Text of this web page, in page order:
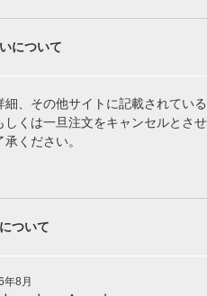
について
、その他サイトに記載されている
くは一旦注文をキャンセルとさせ
ください。
ついて
年8月